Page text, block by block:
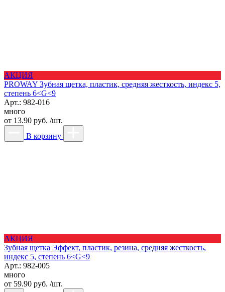
АКЦИЯ
PROWAY Зубная щетка, пластик, средняя жесткость, индекс 5,
степень 6<G<9
Арт.: 982-016
много
от 13.90 руб. /шт.
В корзину
АКЦИЯ
Зубная щетка Эффект, пластик, резина, средняя жесткость,
индекс 5, степень 6<G<9
Арт.: 982-005
много
от 59.90 руб. /шт.